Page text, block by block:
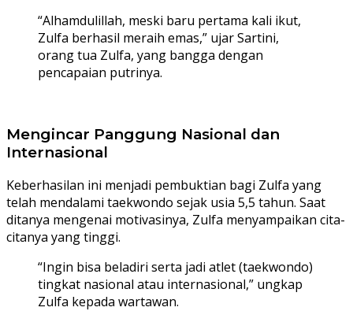
“Alhamdulillah, meski baru pertama kali ikut,
Zulfa berhasil meraih emas,” ujar Sartini,
orang tua Zulfa, yang bangga dengan
pencapaian putrinya.
Mengincar Panggung Nasional dan
Internasional
Keberhasilan ini menjadi pembuktian bagi Zulfa yang
telah mendalami taekwondo sejak usia 5,5 tahun. Saat
ditanya mengenai motivasinya, Zulfa menyampaikan cita-
citanya yang tinggi.
“Ingin bisa beladiri serta jadi atlet (taekwondo)
tingkat nasional atau internasional,” ungkap
Zulfa kepada wartawan.